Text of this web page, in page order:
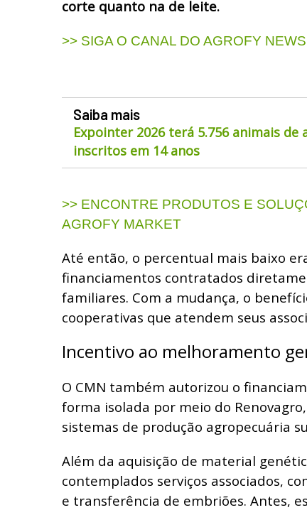
corte quanto na de leite.
>> SIGA O CANAL DO AGROFY
Saiba mais
Expointer 2026 terá 5.756 animais
inscritos em 14 anos
>> ENCONTRE PRODUTOS E
AGROFY MARKET
Até então, o percentual mais baixo
financiamentos contratados
familiares. Com a mudança, o
cooperativas que atendem seus
Incentivo ao melhoramento
O CMN também autorizou o
forma isolada por meio do
sistemas de produção agropecuária
Além da aquisição de material
contemplados serviços associados,
e transferência de embriões. Antes,